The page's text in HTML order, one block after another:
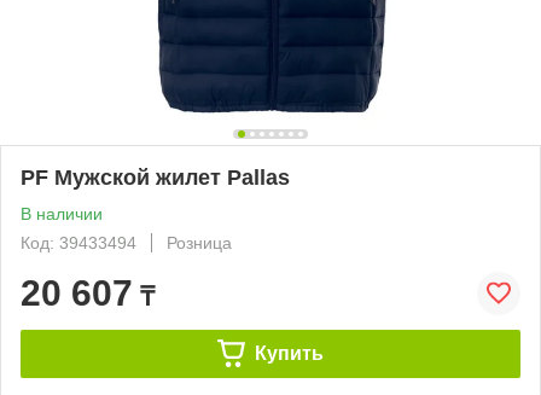
PF Мужской жилет Pallas
В наличии
Код: 39433494
Розница
20 607 ₸
Купить